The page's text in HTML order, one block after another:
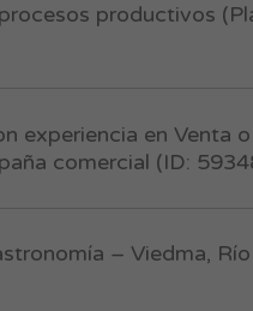
productivos
experiencia en Venta
comercial (ID:
– Viedma,